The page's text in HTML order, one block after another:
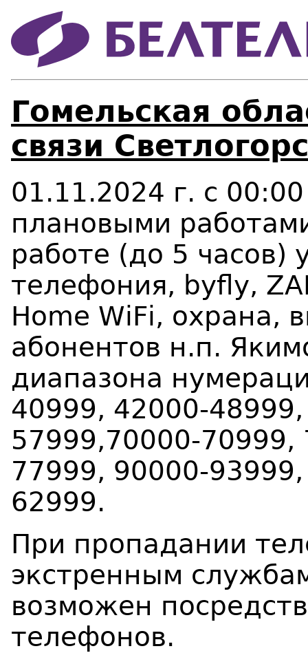
Гомельская
связи
01.11.2024 г. с
плановыми
работе (до 5 часов)
телефония, byfly,
Home WiFi, охрана,
абонентов н.п.
диапазона
40999, 42000-
57999,70000-
77999, 90000-
62999.
При пропадании
экстренным
возможен
телефонов.